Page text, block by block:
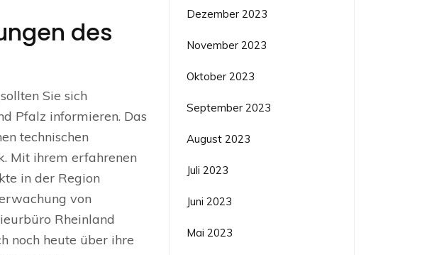
des
Sie sich
Pfalz informieren. Das
technischen
Mit ihrem erfahrenen
in der Region
von
Rheinland
noch heute über ihre
Dezember 2023
November 2023
Oktober 2023
September 2023
August 2023
Juli 2023
Juni 2023
Mai 2023